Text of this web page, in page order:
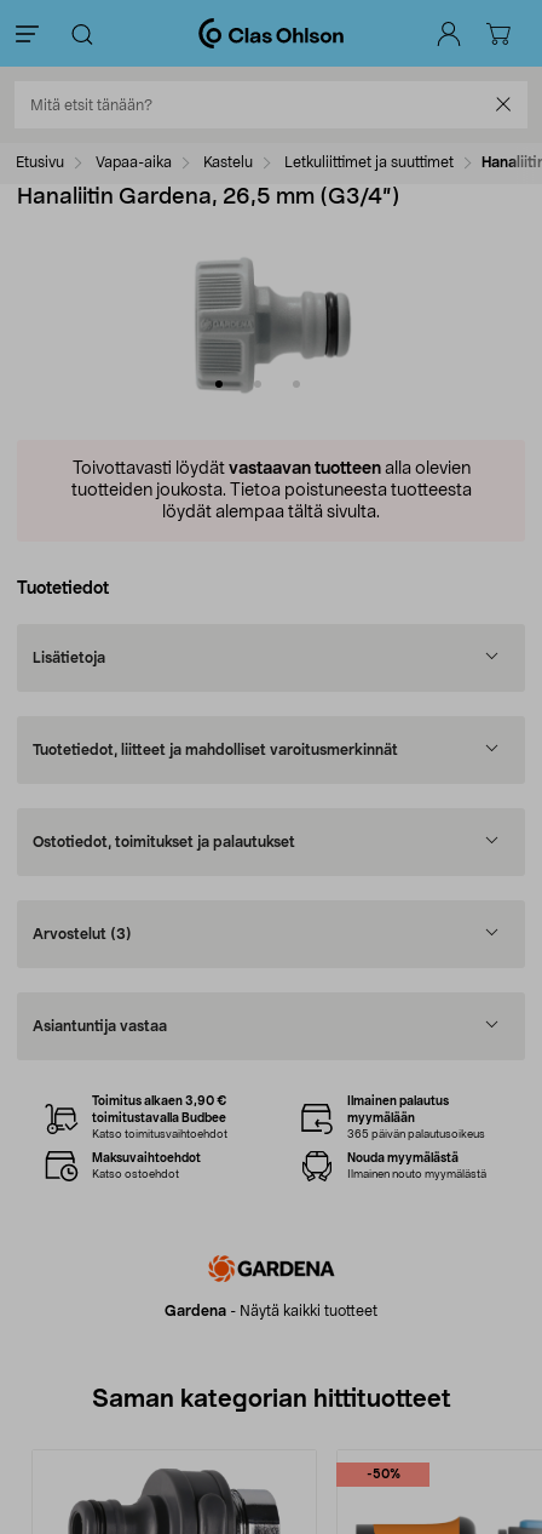
Etusivu Vapaa-aika Kastelu Letkuliittimet ja suuttimet
Hanaliitin Gardena, 26,5 mm (G3/4”)
Toivottavasti löydät vastaavan tuotteenalla olevien
tuotteiden joukosta. Tietoa poistuneesta tuotteesta
löydät alempaa tältä sivulta.
Tuotetiedot
Lisätietoja
Tuotetiedot, liitteet ja mahdolliset varoitusmerkinnät
Ostotiedot, toimitukset ja palautukset
Arvostelut (3)
Asiantuntija vastaa
Gardena - Näytä kaikki tuotteet
Toimitus alkaen 3,90 €
toimitustavalla Budbee
Katso toimitusvaihtoehdot
Ilmainen palautus
myymälään
365 päivän palautusoikeus
Maksuvaihtoehdot
Katso ostoehdot
Nouda myymälästä
Ilmainen nouto myymälästä
Saman kategorian hittituotteet
-50%